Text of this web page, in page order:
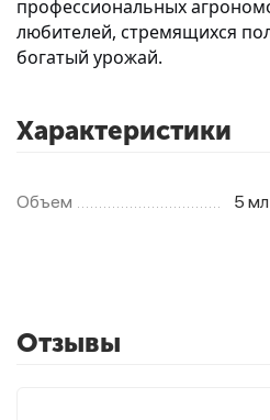
профессиональных
любителей, стремящихся
богатый урожай.
Характеристики
Объем 5 мл
Отзывы